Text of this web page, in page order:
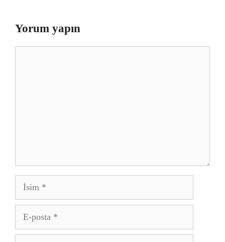
Yorum yapın
İsim
posta